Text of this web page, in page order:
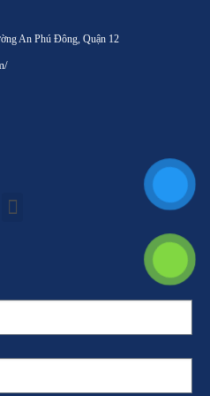
An Phú Đông, Quận 12